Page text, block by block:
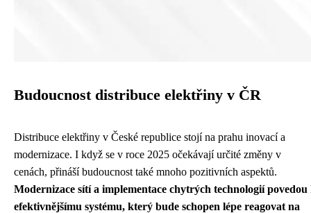
Budoucnost distribuce elektřiny v ČR
Distribuce elektřiny v České republice stojí na prahu inovací a
modernizace. I když se v roce 2025 očekávají určité změny v
cenách, přináší budoucnost také mnoho pozitivních aspektů.
Modernizace sítí a implementace chytrých technologií povedou
efektivnějšímu systému, který bude schopen lépe reagovat na